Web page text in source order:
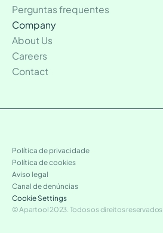
Perguntas frequentes
Company
About Us
Careers
Contact
Política de privacidade
Política de cookies
Aviso legal
Canal de denúncias
Cookie Settings
© Apartool 2023. Todos os direitos reservados.